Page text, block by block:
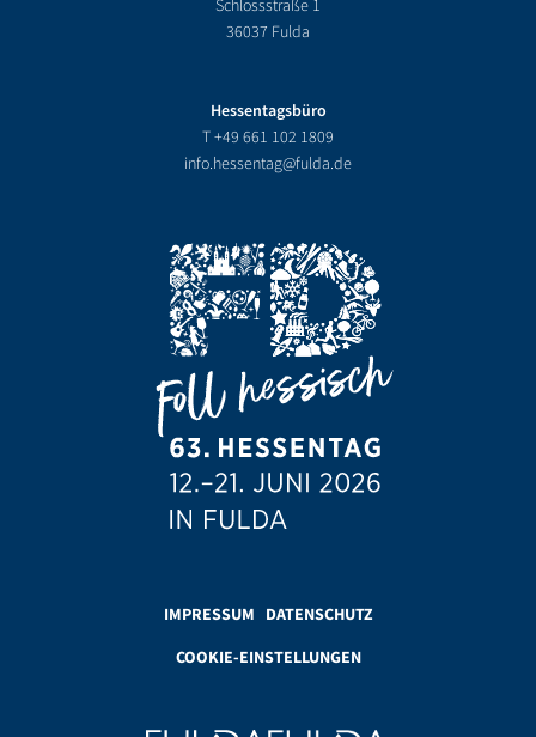
Schlossstraße 1
36037 Fulda
Hessentagsbüro
T+49 661 102 1809
info.hessentag@fulda.de
IMPRESSUM
DATENSCHUTZ
COOKIE-EINSTELLUNGEN